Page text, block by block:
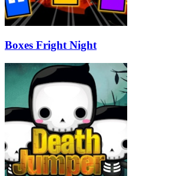
Boxes Fright Night